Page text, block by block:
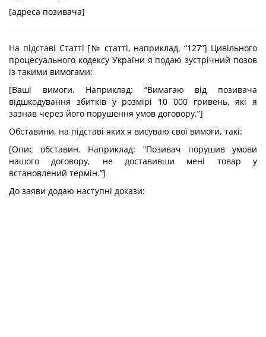
[адреса позивача]
На підставі Статті [№ статті, наприклад, “127”] Цивільного
процесуального кодексу України я подаю зустрічний позов
із такими вимогами:
[Ваші вимоги. Наприклад: “Вимагаю від позивача
відшкодування збитків у розмірі 10 000 гривень, які я
зазнав через його порушення умов договору.”]
Обставини, на підставі яких я висуваю свої вимоги, такі:
[Опис обставин. Наприклад: “Позивач порушив умови
нашого договору, не доставивши мені товар у
встановлений термін.”]
До заяви додаю наступні докази: